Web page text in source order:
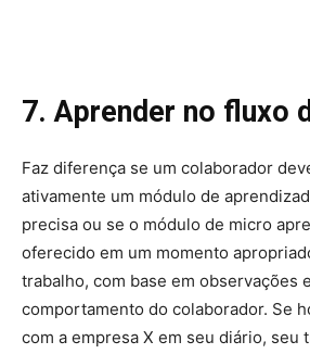
7. Aprender no fluxo
Faz diferença se um colaborador
ativamente um módulo de
precisa ou se o módulo de micro
oferecido em um momento
trabalho, com base em observações
comportamento do colaborador. Se
com a empresa X em seu diário, seu